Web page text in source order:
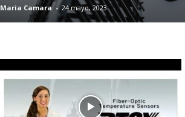
Maria Camara - 24 mayo, 2023